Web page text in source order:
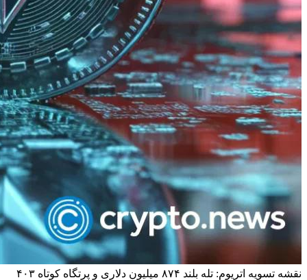
نقشه تسویه اتریوم: تله بلند ۸۷۴ میلیون دلاری و پرتگاه کوتاه ۴۰۳